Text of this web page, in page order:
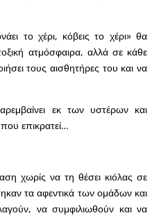
το χέρι, κόβεις το χέρι» θα
ατμόσφαιρα, αλλά σε κάθε
τους αισθητήρες του και να
εκ των υστέρων και
επικρατεί…
χωρίς να τη θέσει κιόλας σε
τα αφεντικά των ομάδων και
να συμφιλιωθούν και να